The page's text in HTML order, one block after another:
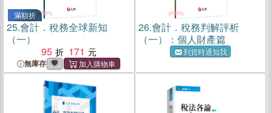
滿額折
25.會計．稅務全球新知
（一）
95
171
無庫存
26.會計．稅務判解評析
（一）：個人財產篇
到貨時通知我